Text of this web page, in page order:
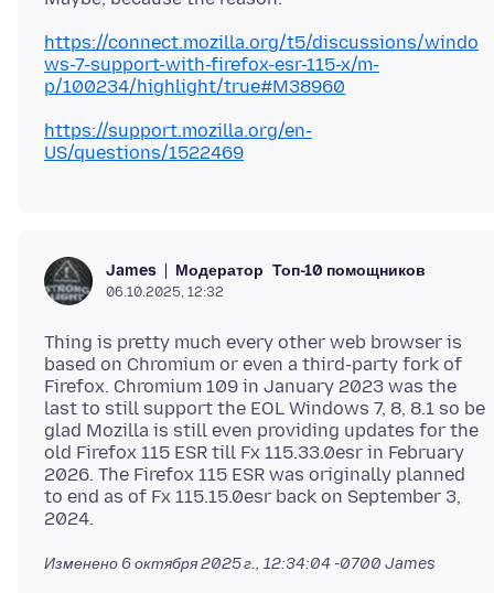
https://connect.mozilla.org/t5/discussions/windo
ws-7-support-with-firefox-esr-115-x/m-
p/100234/highlight/true#M38960
https://support.mozilla.org/en-
US/questions/1522469
James Модератор Топ-10 помощников
06.10.2025, 12:32
Thing is pretty much every other web browser is
based on Chromium or even a third-party fork of
Firefox. Chromium 109 in January 2023 was the
last to still support the EOL Windows 7, 8, 8.1 so be
glad Mozilla is still even providing updates for the
old Firefox 115 ESR till Fx 115.33.0esr in February
2026. The Firefox 115 ESR was originally planned
to end as of Fx 115.15.0esr back on September 3,
Изменено 6 октября 2025 г., 12:34:04 -0700 James